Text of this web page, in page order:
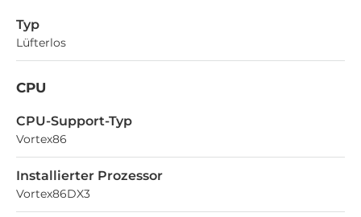
Typ
Lüfterlos
CPU
CPU-Support-Typ
Vortex86
Installierter Prozessor
Vortex86DX3